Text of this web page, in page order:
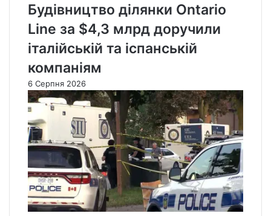
Будівництво ділянки Ontario
Line за $4,3 млрд доручили
італійській та іспанській
компаніям
6 Серпня 2026